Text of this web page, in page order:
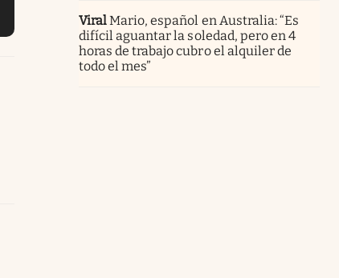
ViralMario, español en Australia: “Es
difícil aguantar la soledad, pero en 4
horas de trabajo cubro el alquiler de
todo el mes”